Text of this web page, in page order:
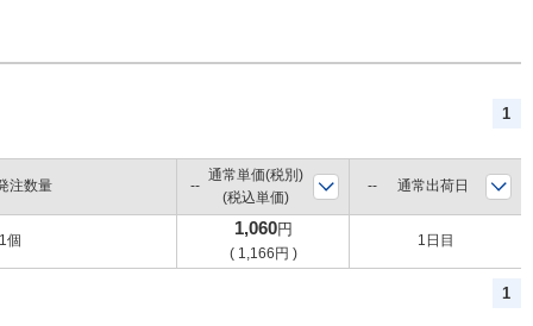
1
注数量
1個
通常単価(税別)
(税込単価)
通常出荷日
1,060円
( 1,166円 )
1日目
1